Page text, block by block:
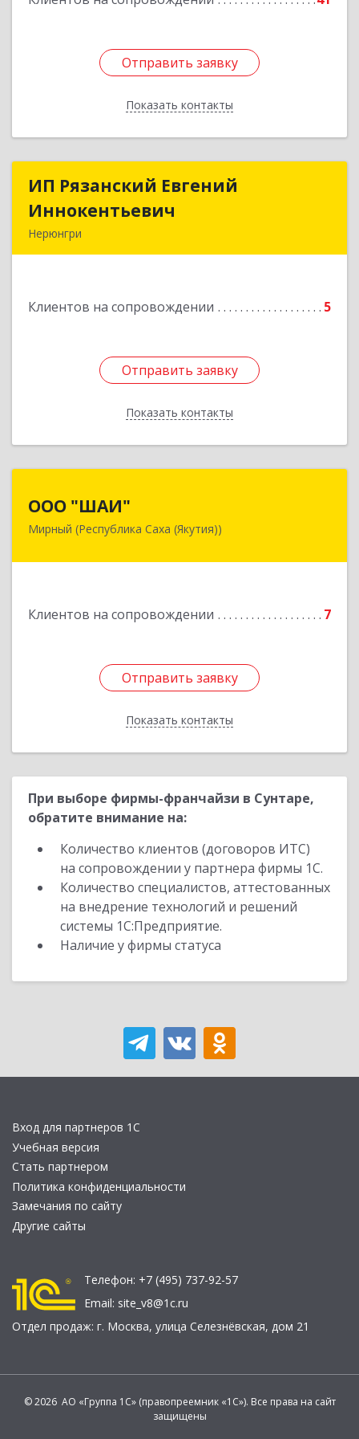
Отправить заявку
Показать контакты
Отправить заявку
Назад
ИП Рязанский Евгений
Иннокентьевич
Нерюнгри
Клиентов на сопровождении 5
Отправить заявку
Показать контакты
ИП Рязанский Евгений
Подробнее
Отправить заявку
Назад
ООО "ШАИ"
Мирный (Республика Саха (Якутия))
Клиентов на сопровождении 7
Отправить заявку
Показать контакты
678175, Республика Саха (Якутия), у.
Подробнее
Отправить заявку
Назад
При выборе фирмы-франчайзи в Сунтаре,
обратите внимание на:
Количество клиентов (договоров ИТС)
на сопровождении у партнера фирмы 1С.
Количество специалистов, аттестованных
на внедрение технологий и решений
системы 1С:Предприятие.
Наличие у фирмы статуса
Вход для партнеров 1С
Учебная версия
Стать партнером
Политика конфиденциальности
Замечания по сайту
Другие сайты
Телефон: +7 (495) 737-92-57
Email: site_v8@1c.ru
Отдел продаж: г. Москва, улица Селезнёвская, дом 21
© 2026 АО «Группа 1С» (правопреемник «1С»). Все права на сайт
защищены